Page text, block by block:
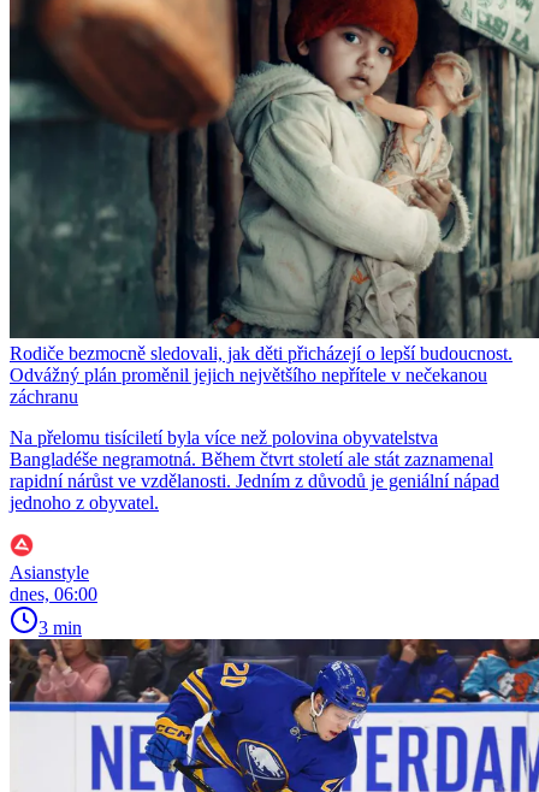
Rodiče bezmocně sledovali, jak děti přicházejí o lepší budoucnost.
Odvážný plán proměnil jejich největšího nepřítele v nečekanou
záchranu
Na přelomu tisíciletí byla více než polovina obyvatelstva
Bangladéše negramotná. Během čtvrt století ale stát zaznamenal
rapidní nárůst ve vzdělanosti. Jedním z důvodů je geniální nápad
jednoho z obyvatel.
Asianstyle
dnes, 06:00
3 min